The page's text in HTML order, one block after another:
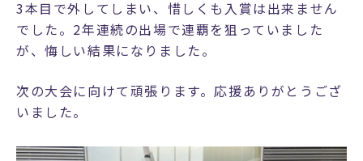
3本目で外してしまい、惜しくも入賞は出来ません
でした。2年連続の出場で連覇を狙っていました
が、悔しい結果になりました。
次の大会に向けて頑張ります。応援ありがとうござ
いました。